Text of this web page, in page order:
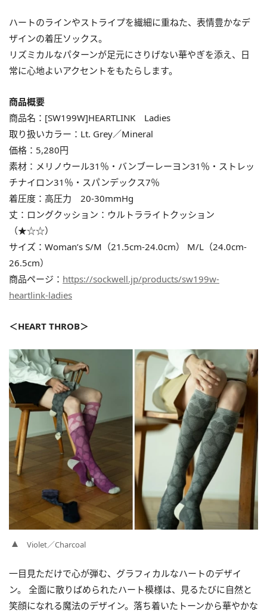
ハートのラインやストライプを繊細に重ねた、表情豊かなデ
ザインの着圧ソックス。
リズミカルなパターンが足元にさりげない華やぎを添え、日
常に心地よいアクセントをもたらします。
商品概要
商品名：[SW199W]HEARTLINK Ladies
取り扱いカラー：Lt. Grey／Mineral
価格：5,280円
素材：メリノウール31％・バンブーレーヨン31％・ストレッ
チナイロン31％・スパンデックス7％
着圧度：高圧力 20-30mmHg
丈：ロングクッション：ウルトラライトクッション
（★☆☆）
サイズ：Woman’s S/M（21.5cm-24.0cm） M/L（24.0cm-
26.5cm）
商品ページ： https://sockwell.jp/products/sw199w-
heartlink-ladies
＜HEART THROB＞
Violet／Charcoal
一目見ただけで心が弾む、グラフィカルなハートのデザイ
ン。 全面に散りばめられたハート模様は、見るたびに自然と
笑顔になれる魔法のデザイン。落ち着いたトーンから華やかな